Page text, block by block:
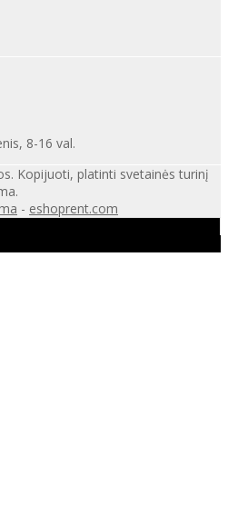
8-16 val.
Kopijuoti, platinti svetainės turinį
- eshoprent.com